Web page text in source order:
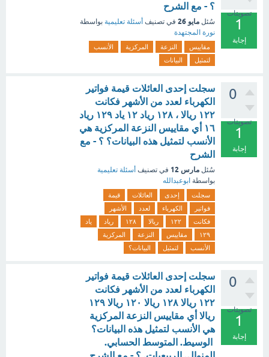
تصويتات
1
إجابة
؟ - مع الشرح
سُئل مايو 26 في تصنيف أسئلة تعليمية بواسطة
نورة المجتهدة
مقاييس النزعة المركزية
الأنسب
لتمثيل
البيانات
0
تصويتات
1
إجابة
سجلت إحدى العائلات قيمة فواتير
الكهرباء لعدد من الأشهر فكانت
۱۲۲ ريالا ، ۱۲۸ ریاد ۱۲ یاد ۱۲۹ ریاد
١٦ أي مقاييس النزعة المركزية هي
الأنسب لتمثيل هذه البيانات؟ ؟ - مع
الشرح
سُئل مارس 12 في تصنيف أسئلة تعليمية
بواسطة ابوعبدالله
سجلت إحدى العائلات
قيمة
فواتير
الكهرباء لعدد
الأشهر
فكانت
۱۲۲ ريالا ۱۲۸ ریاد
یاد
۱۲۹
مقاييس النزعة
المركزية
الأنسب
لتمثيل البيانات؟
0
تصويتات
1
إجابة
سجلت إحدى العائلات قيمة فواتير
الكهرباء لعدد من الأشهر فكانت
۱۲۲ ريالا ۱۲۸ ريالا ۱۲۰ ریالا ۱۲۹
ریالا أي مقاييس النزعة المركزية
هي الأنسب لتمثيل هذه البيانات؟
الوسيط. المتوسط الحسابي.